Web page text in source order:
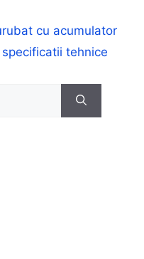
cu acumulator
tehnice